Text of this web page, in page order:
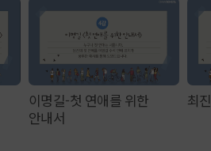
이명길-첫 연애를 위한
안내서
최